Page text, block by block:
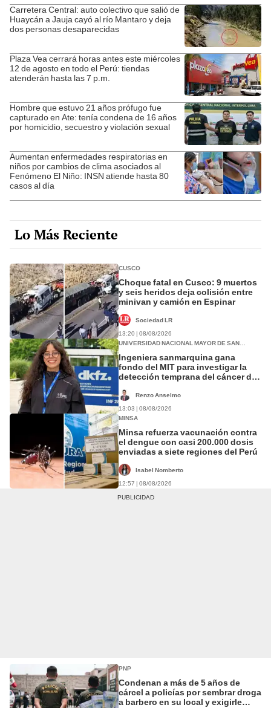
Carretera Central: auto colectivo que salió de
Huaycán a Jauja cayó al río Mantaro y deja
dos personas desaparecidas
Plaza Vea cerrará horas antes este miércoles
12 de agosto en todo el Perú: tiendas
atenderán hasta las 7 p.m.
Hombre que estuvo 21 años prófugo fue
capturado en Ate: tenía condena de 16 años
por homicidio, secuestro y violación sexual
Aumentan enfermedades respiratorias en
niños por cambios de clima asociados al
Fenómeno El Niño: INSN atiende hasta 80
casos al día
Lo Más Reciente
CUSCO
Choque fatal en Cusco: 9 muertos
y seis heridos deja colisión entre
minivan y camión en Espinar
Sociedad LR
13:20 | 08/08/2026
UNIVERSIDAD NACIONAL MAYOR DE SAN
Ingeniera sanmarquina gana
fondo del MIT para investigar la
detección temprana del cáncer de
Renzo Anselmo
13:03 | 08/08/2026
MINSA
Minsa refuerza vacunación contra
el dengue con casi 200.000 dosis
enviadas a siete regiones del Perú
Isabel Nomberto
12:57 | 08/08/2026
PNP
Condenan a más de 5 años de
cárcel a policías por sembrar droga
a barbero en su local y exigirle